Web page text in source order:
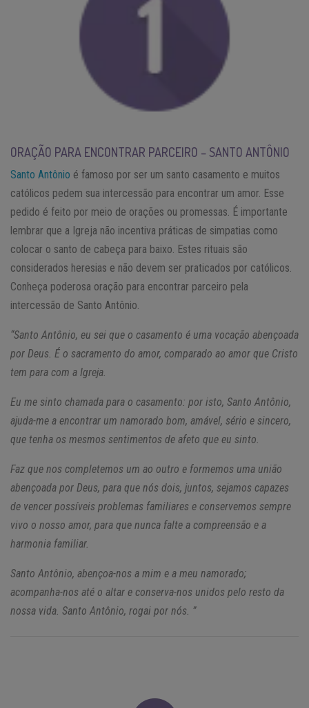
ORAÇÃO PARA ENCONTRAR PARCEIRO – SANTO ANTÔNIO
Santo Antônio é famoso por ser um santo casamento e muitos
católicos pedem sua intercessão para encontrar um amor. Esse
pedido é feito por meio de orações ou promessas. É importante
lembrar que a Igreja não incentiva práticas de simpatias como
colocar o santo de cabeça para baixo. Estes rituais são
considerados heresias e não devem ser praticados por católicos.
Conheça poderosa oração para encontrar parceiro pela
intercessão de Santo Antônio.
“Santo Antônio, eu sei que o casamento é uma vocação abençoada
por Deus. É o sacramento do amor, comparado ao amor que Cristo
tem para com a Igreja.
Eu me sinto chamada para o casamento: por isto, Santo Antônio,
ajuda-me a encontrar um namorado bom, amável, sério e sincero,
que tenha os mesmos sentimentos de afeto que eu sinto.
Faz que nos completemos um ao outro e formemos uma união
abençoada por Deus, para que nós dois, juntos, sejamos capazes
de vencer possíveis problemas familiares e conservemos sempre
vivo o nosso amor, para que nunca falte a compreensão e a
harmonia familiar.
Santo Antônio, abençoa-nos a mim e a meu namorado;
acompanha-nos até o altar e conserva-nos unidos pelo resto da
nossa vida. Santo Antônio, rogai por nós. ”